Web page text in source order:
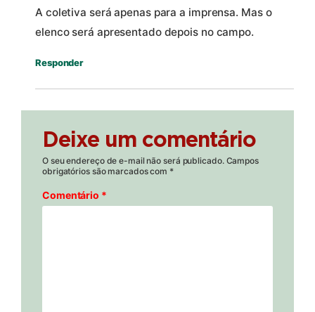
A coletiva será apenas para a imprensa. Mas o
elenco será apresentado depois no campo.
Responder
Deixe um comentário
O seu endereço de e-mail não será publicado. Campos
obrigatórios são marcados com *
Comentário *